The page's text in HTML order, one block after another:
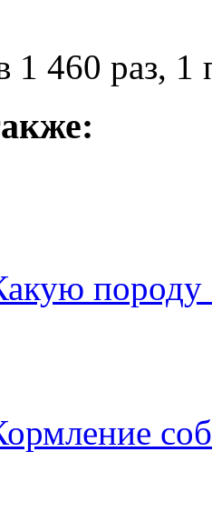
460 раз, 1
породу